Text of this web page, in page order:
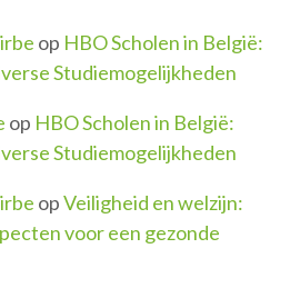
op HBO Scholen in België:
Studiemogelijkheden
op HBO Scholen in België:
Studiemogelijkheden
opVeiligheid en welzijn:
voor een gezonde